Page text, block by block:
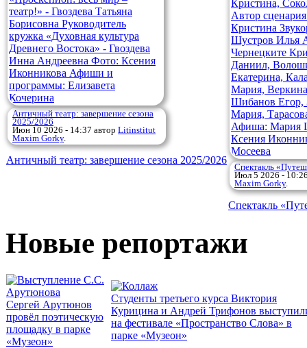
Античный театр: завершение сезона
2025/2026
Июн 10 2026 - 14:37 автор Litinstitut
Maxim Gorky.
Античный театр: завершение сезона 2025/2026
Спектакль
Июл 5 2026 -
Maxim Gorky.
Спектакль
Новые репортажи
Сергей Арутюнов
провёл поэтическую
площадку в парке
«Музеон»
Студенты третьего курса Виктория
Курицина и Андрей Трифонов
на фестивале «Пространство Слова» в
парке «Музеон»